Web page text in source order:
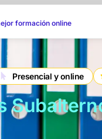
formación online
Presencial y online